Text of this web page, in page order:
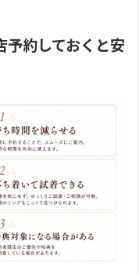
予約しておくと安